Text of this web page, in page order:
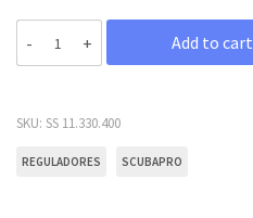
Add to cart
SKU: SS 11.330.400
REGULADORES SCUBAPRO